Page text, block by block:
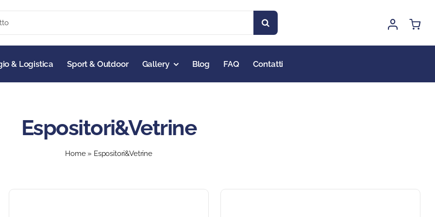
& Logistica Sport & Outdoor Gallery Blog FAQ Contatti
Espositori&Vetrine
Home» Espositori&Vetrine